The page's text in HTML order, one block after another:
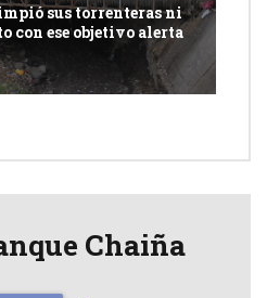
sus torrenteras ni
con ese objetivo alerta
Chaiña